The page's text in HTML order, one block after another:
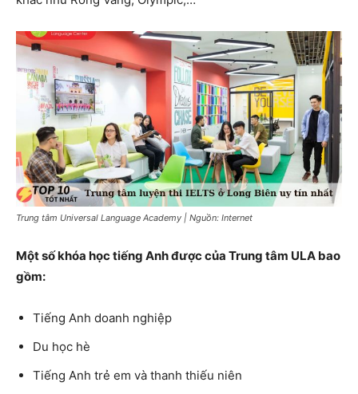
Trung tâm Universal Language Academy | Nguồn: Internet
Một số khóa học tiếng Anh được của Trung tâm ULA bao
gồm:
Tiếng Anh doanh nghiệp
Du học hè
Tiếng Anh trẻ em và thanh thiếu niên